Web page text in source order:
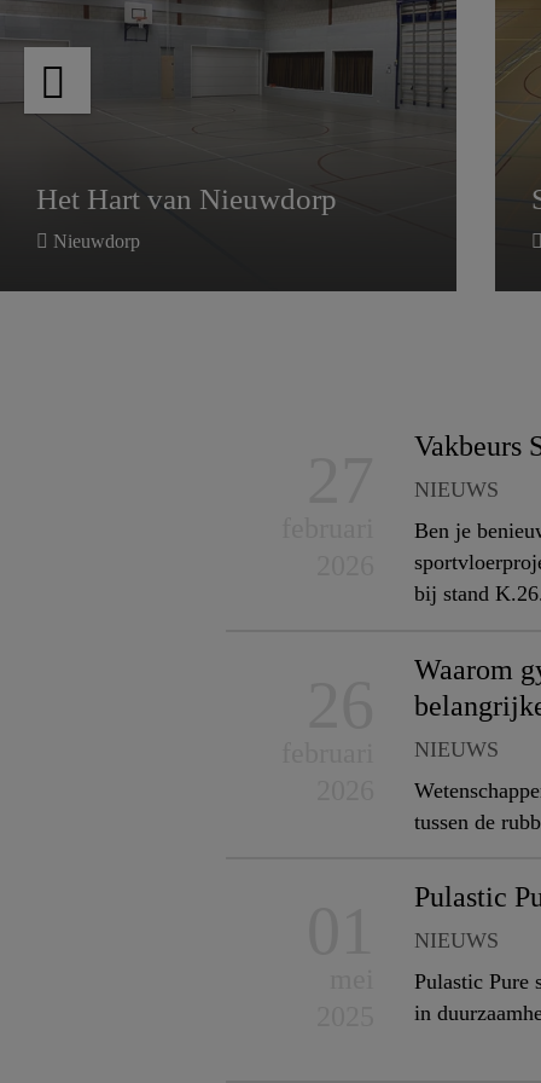
Het Hart van Nieuwdorp
Nieuwdorp
Het Hart van Nieuwdorp
Vakbeurs
NIEUWS
Ben je
bij stand K.26.
Waarom
NIEUWS
tussen de
Pulastic
NIEUWS
Pulastic Pure
in